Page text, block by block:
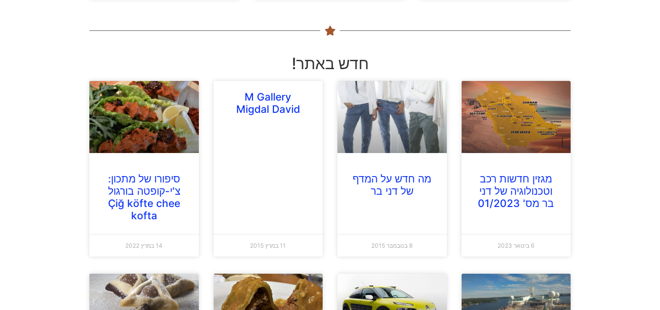
חדש באתר!
מגזין חדשות רכב
וטכנולוגיה של דני
בר מס' 01/2023
6 בינואר 2023
מה חדש על המדף
של דני בר
8 בנובמבר 2015
M Gallery
Migdal David
11 במרץ 2015
סיפורו של מתכון:
צ'י-קופטה בורגול
Çiğ köfte chee
kofta
14 במרץ 2022